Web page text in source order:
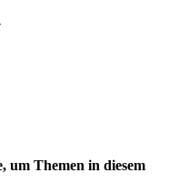
um Themen in diesem